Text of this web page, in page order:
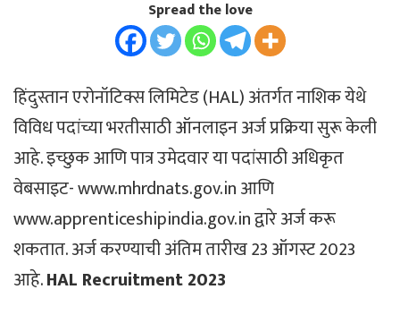
Spread the love
हिंदुस्तान एरोनॉटिक्स लिमिटेड (HAL) अंतर्गत नाशिक येथे
विविध पदांच्या भरतीसाठी ऑनलाइन अर्ज प्रक्रिया सुरू केली
आहे. इच्छुक आणि पात्र उमेदवार या पदांसाठी अधिकृत
वेबसाइट- www.mhrdnats.gov.in आणि
www.apprenticeshipindia.gov.in द्वारे अर्ज करू
शकतात. अर्ज करण्याची अंतिम तारीख 23 ऑगस्ट 2023
आहे.HAL Recruitment 2023